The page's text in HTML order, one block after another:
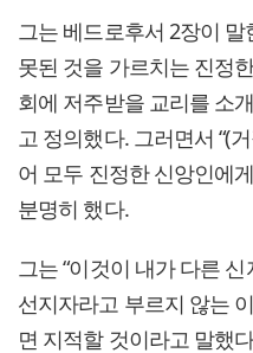
그는 베드로후서 2장이
못된 것을 가르치는 진정
회에 저주받을 교리를 소
고 정의했다. 그러면서 “(
어 모두 진정한 신앙인에
분명히 했다.
그는 “이것이 내가 다른
선지자라고 부르지 않는
면 지적할 것이라고 말했